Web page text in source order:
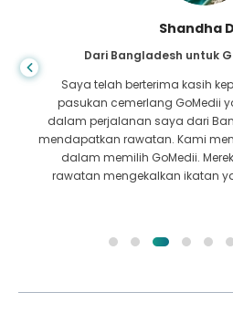
Shandha
Dari Bangladesh untuk
Saya telah berterima kasih
pasukan cemerlang GoMedii
dalam perjalanan saya dari
mendapatkan rawatan. Kami
dalam memilih GoMedii.
rawatan mengekalkan ikatan